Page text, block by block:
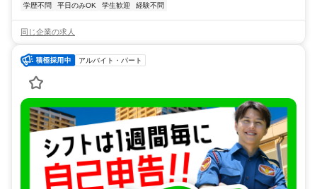
学歴不問 平日のみOK 学生歓迎 経験不問
同じ企業の求人
アルバイト・パート